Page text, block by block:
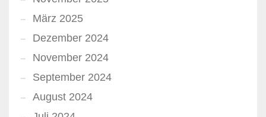
März 2025
Dezember 2024
November 2024
September 2024
August 2024